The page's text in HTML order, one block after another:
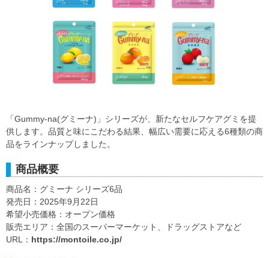
「Gummy-na(グミーナ)」シリーズが、新たなセルフケアグミを提
供します。品質と味にこだわる結果、幅広い需要に応える6種類の商
品をラインナップしました。
商品概要
商品名：グミーナ シリーズ6品
発売日：2025年9月22日
希望小売価格：オープン価格
販売エリア：全国のスーパーマーケット、ドラッグストアなど
URL： https://montoile.co.jp/